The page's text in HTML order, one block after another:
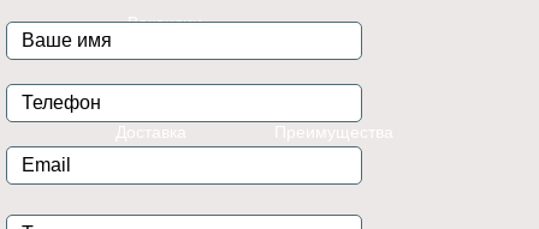
Вакансии
Доставка Преимущества